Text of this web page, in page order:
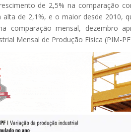
de 2,5% na comparação
de 2,1%, e o maior desde 2010,
comparação mensal, dezembro
Mensal de Produção Física (PIM-